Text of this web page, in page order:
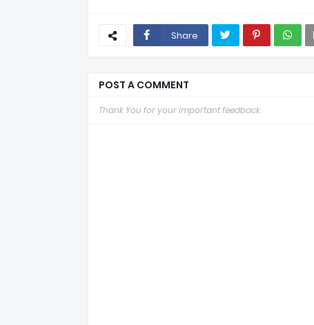
Share
POST A COMMENT
Thank You for your important feedback